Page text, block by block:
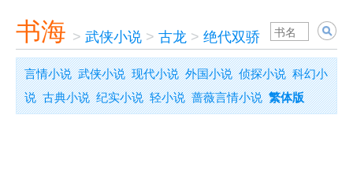
书海 > 武侠小说 > 古龙 > 绝代双骄
言情小说 武侠小说 现代小说 外国小说 侦探小说 科幻小
说 古典小说 纪实小说 轻小说 蔷薇言情小说 繁体版